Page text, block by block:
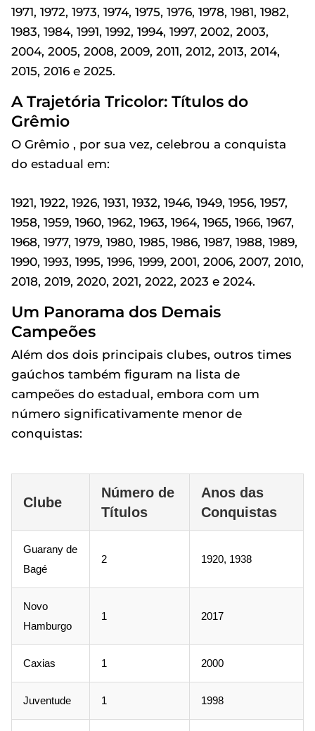
1971, 1972, 1973, 1974, 1975, 1976, 1978, 1981, 1982,
1983, 1984, 1991, 1992, 1994, 1997, 2002, 2003,
2004, 2005, 2008, 2009, 2011, 2012, 2013, 2014,
2015, 2016 e 2025.
A Trajetória Tricolor: Títulos do
Grêmio
O Grêmio , por sua vez, celebrou a conquista
do estadual em:
1921, 1922, 1926, 1931, 1932, 1946, 1949, 1956, 1957,
1958, 1959, 1960, 1962, 1963, 1964, 1965, 1966, 1967,
1968, 1977, 1979, 1980, 1985, 1986, 1987, 1988, 1989,
1990, 1993, 1995, 1996, 1999, 2001, 2006, 2007, 2010,
2018, 2019, 2020, 2021, 2022, 2023 e 2024.
Um Panorama dos Demais
Campeões
Além dos dois principais clubes, outros times
gaúchos também figuram na lista de
campeões do estadual, embora com um
número significativamente menor de
conquistas:
Clube
Número de
Títulos
Anos das
Conquistas
Guarany de
Bagé
2 1920, 1938
Novo
Hamburgo
1 2017
Caxias 1 2000
Juventude 1 1998